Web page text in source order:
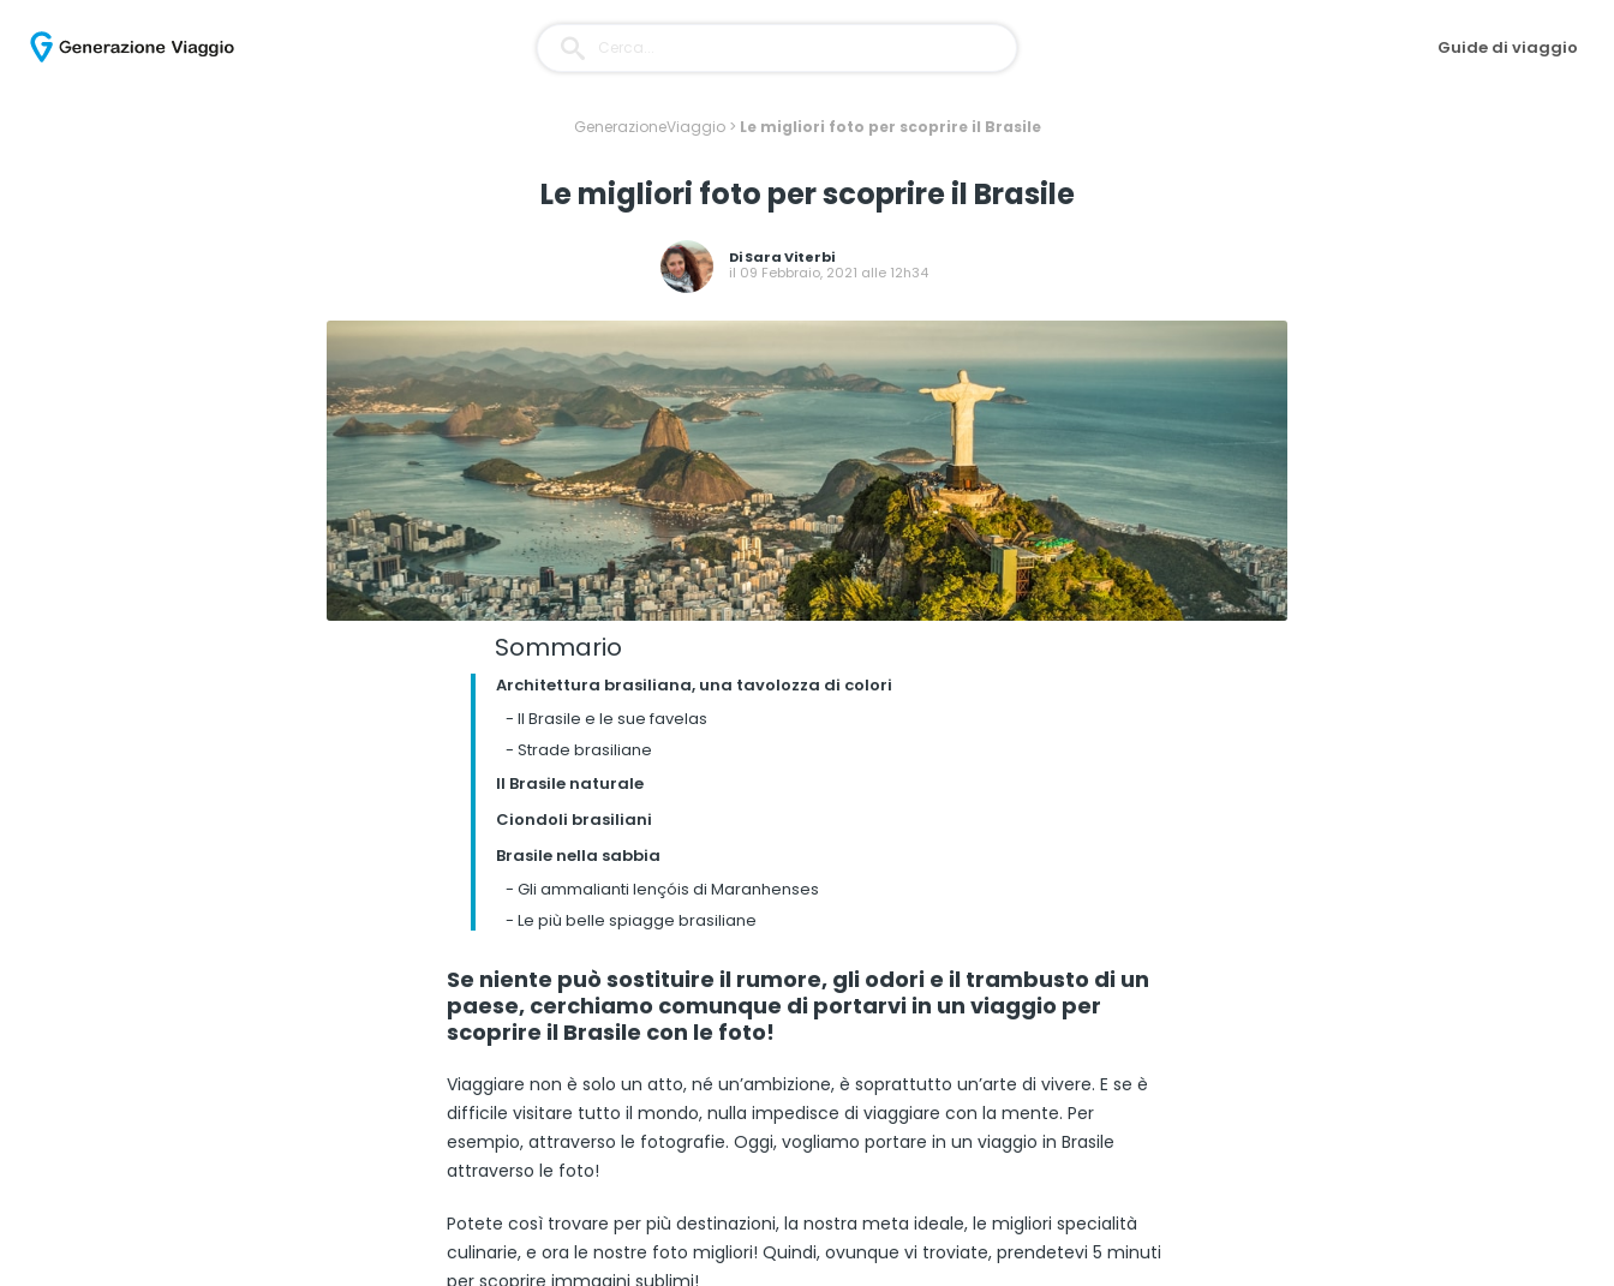
Guide di viaggio
GenerazioneViaggio> Le migliori foto per scoprire il Brasile
Le migliori foto per scoprire il Brasile
DiSara Viterbi
il 09 Febbraio, 2021 alle 12h34
Sommario
Architettura brasiliana, una tavolozza di colori
- Il Brasile e le sue favelas
- Strade brasiliane
Il Brasile naturale
Ciondoli brasiliani
Brasile nella sabbia
- Gli ammalianti lençóis di Maranhenses
- Le più belle spiagge brasiliane
Se niente può sostituire il rumore, gli odori e il trambusto di un
paese, cerchiamo comunque di portarvi in un viaggio per
scoprire il Brasile con le foto!
Viaggiare non è solo un atto, né un’ambizione, è soprattutto un’arte di vivere. E se è
difficile visitare tutto il mondo, nulla impedisce di viaggiare con la mente. Per
esempio, attraverso le fotografie. Oggi, vogliamo portare in un viaggio in Brasile
attraverso le foto!
Potete così trovare per più destinazioni, la nostra meta ideale, le migliori specialità
culinarie, e ora le nostre foto migliori! Quindi, ovunque vi troviate, prendetevi 5 minuti
per scoprire immagini sublimi!